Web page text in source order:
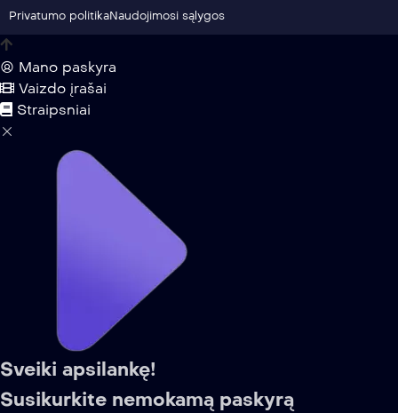
Privatumo politikaNaudojimosi sąlygos
Mano paskyra
Vaizdo įrašai
Straipsniai
Sveiki apsilankę!
Susikurkite nemokamą paskyrą